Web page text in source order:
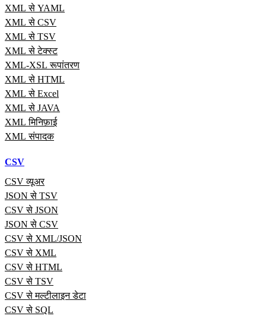
XML से YAML
XML से CSV
XML से TSV
XML से टेक्स्ट
XML-XSL रूपांतरण
XML से HTML
XML से Excel
XML से JAVA
XML मिनिफ़ाई
XML संपादक
CSV
CSV व्यूअर
JSON से TSV
CSV से JSON
JSON से CSV
CSV से XML/JSON
CSV से XML
CSV से HTML
CSV से TSV
CSV से मल्टीलाइन डेटा
CSV से SQL